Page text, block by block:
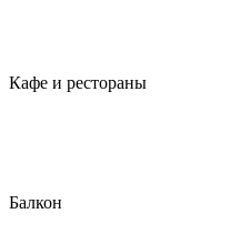
Кафе и рестораны
Балкон